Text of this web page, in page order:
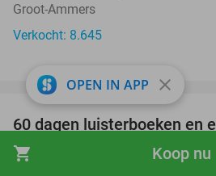
shopping_cart Koop nu
Groot-Ammers
Verkocht: 8.645
60 dagen luisterboeken en
luisteruren)
OPEN IN APP close